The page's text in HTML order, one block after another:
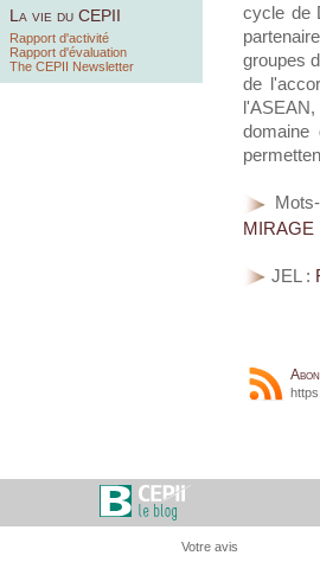
La vie du CEPII
Rapport d'activité
Rapport d'évaluation
The CEPII Newsletter
cycle de
groupes
de
domaine
MIRAGE
JEL :
Votre avis